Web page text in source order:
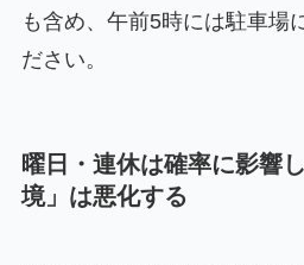
も含め、午前5時には駐車場
ださい。
曜日・連休は確率に影響
境」は悪化する